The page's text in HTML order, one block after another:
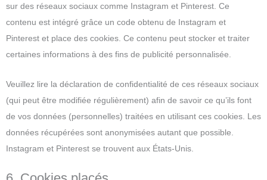
sur des réseaux sociaux comme Instagram et Pinterest. Ce
contenu est intégré grâce un code obtenu de Instagram et
Pinterest et place des cookies. Ce contenu peut stocker et traiter
certaines informations à des fins de publicité personnalisée.
Veuillez lire la déclaration de confidentialité de ces réseaux sociaux
(qui peut être modifiée régulièrement) afin de savoir ce qu’ils font
de vos données (personnelles) traitées en utilisant ces cookies. Les
données récupérées sont anonymisées autant que possible.
Instagram et Pinterest se trouvent aux États-Unis.